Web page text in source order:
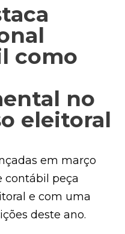
como
no
eleitoral
em março
contábil peça
e com uma
deste ano.